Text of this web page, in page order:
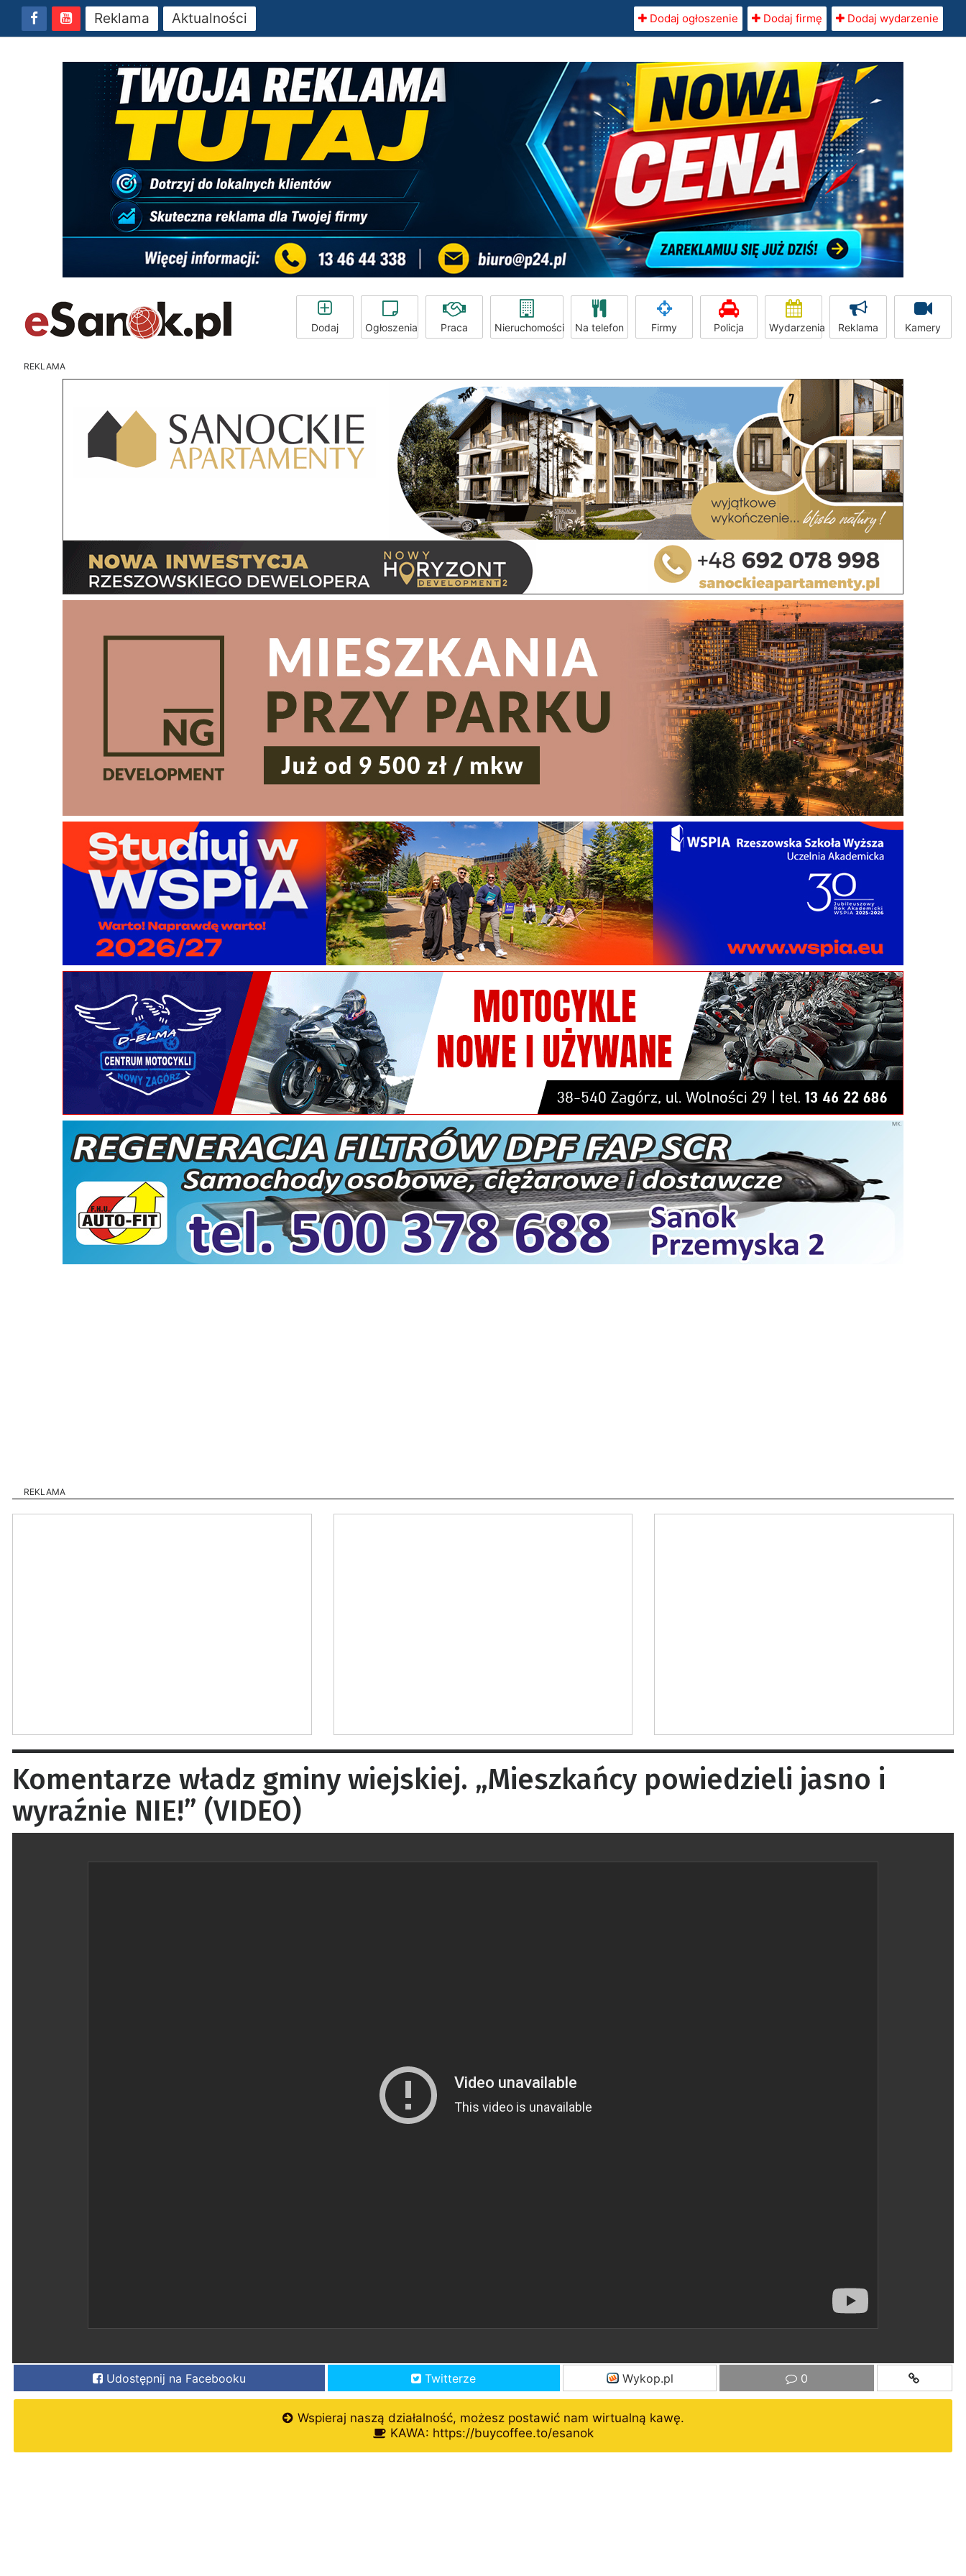
Reklama Aktualności Dodaj ogłoszenie Dodaj firmę Dodaj wydarzenie
Dodaj Ogłoszenia Praca Nieruchomości Na telefon Firmy Policja Wydarzenia Reklama Kamery
REKLAMA
REKLAMA
Komentarze władz gminy wiejskiej. „Mieszkańcy powiedzieli jasno i
wyraźnie NIE!” (VIDEO)
Udostępnij na Facebooku Twitterze Wykop.pl 0
Wspieraj naszą działalność, możesz postawić nam wirtualną kawę.
KAWA: https://buycoffee.to/esanok